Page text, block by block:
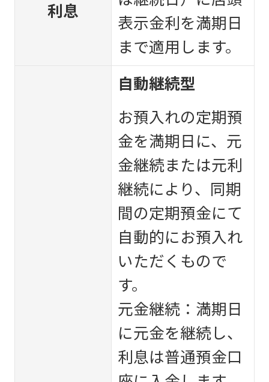
利息
表示金利を満期日
まで適用します。
自動継続型
お預入れの定期預
金を満期日に、元
金継続または元利
継続により、同期
間の定期預金にて
自動的にお預入れ
いただくもので
す。
元金継続：満期日
に元金を継続し、
利息は普通預金口